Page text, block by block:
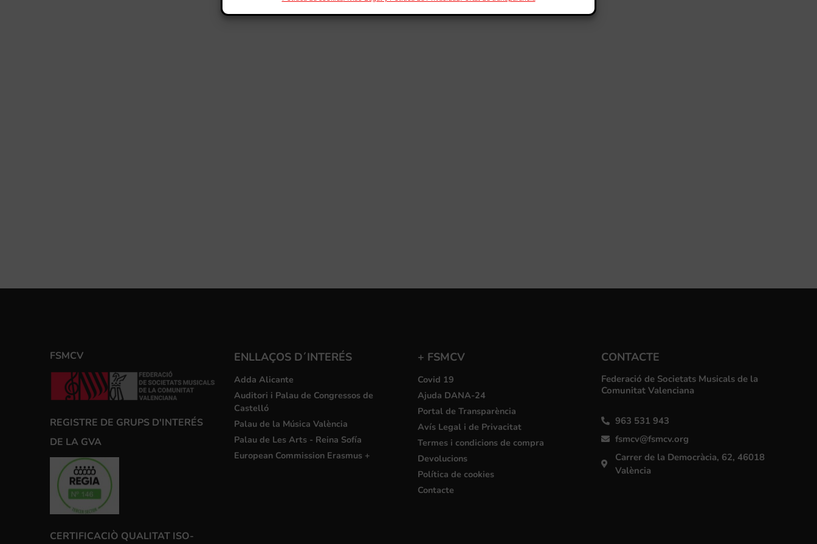
FSMCV
REGISTRE DE GRUPS D'INTERÉS
DE LA GVA
CERTIFICACIÒ QUALITAT ISO-
ENLLAÇOS D´INTERÉS
Adda Alicante
Auditori i Palau de Congressos de
Castelló
Palau de la Música València
Palau de Les Arts - Reina Sofía
European Commission Erasmus +
+ FSMCV
Covid 19
Ajuda DANA-24
Portal de Transparència
Avís Legal i de Privacitat
Termes i condicions de compra
Devolucions
Política de cookies
Contacte
CONTACTE
Federació de Societats Musicals de la
Comunitat Valenciana
963 531 943
fsmcv@fsmcv.org
Carrer de la Democràcia, 62, 46018
València